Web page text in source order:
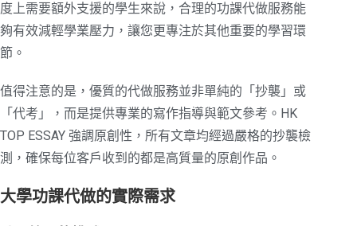
度上需要額外支援的學生來說，合理的功課代做服務能
夠有效減輕學業壓力，讓您更專注於其他重要的學習環
節。
值得注意的是，優質的代做服務並非單純的「抄襲」或
「代考」，而是提供專業的寫作指導與範文參考。HK
TOP ESSAY 強調原創性，所有文章均經過嚴格的抄襲檢
測，確保每位客戶收到的都是高質量的原創作品。
大學功課代做的實際需求